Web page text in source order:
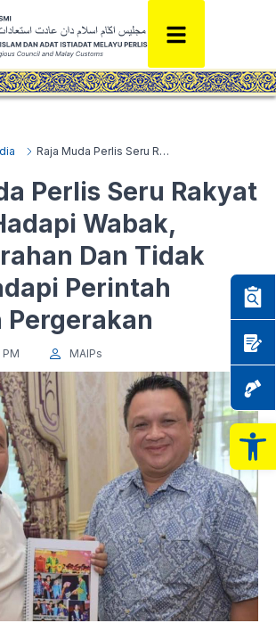
Raja Muda Perlis Seru Rakyat Berdoa Hadapi Wabak, Patuhi Arahan Dan Tidak Panik Hadapi Perintah Kawalan Pergerakan
Perlis Seru Rakyat
Wabak,
Dan Tidak
Perintah
Pergerakan
MAIPs